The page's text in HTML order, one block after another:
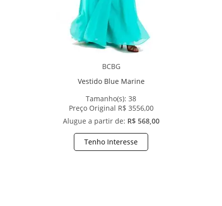
BCBG
Vestido Blue Marine
Tamanho(s): 38
Preço Original R$ 3556,00
Alugue a partir de: R$ 568,00
Tenho Interesse